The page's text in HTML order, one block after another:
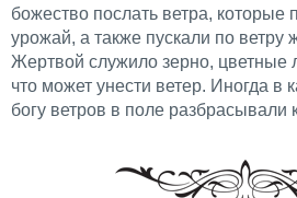
божество послать ветра, которые
урожай, а также пускали по ветру
Жертвой служило зерно, цветные
что может унести ветер. Иногда в
богу ветров в поле разбрасывали